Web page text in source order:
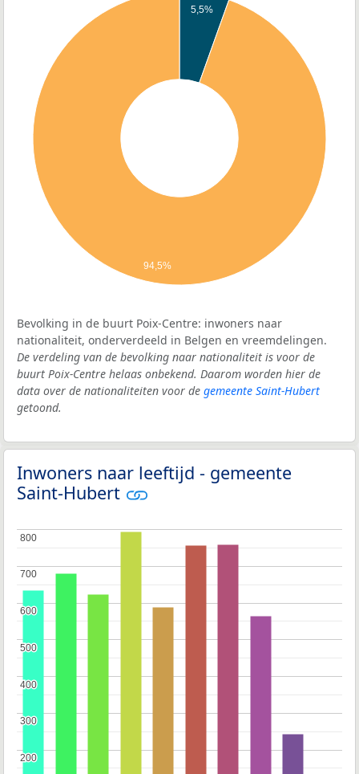
5,5%
94,5%
Bevolking in de buurt Poix-Centre: inwoners naar
nationaliteit, onderverdeeld in Belgen en vreemdelingen.
De verdeling van de bevolking naar nationaliteit is voor de
buurt Poix-Centre helaas onbekend. Daarom worden hier de
data over de nationaliteiten voor de gemeente Saint-Hubert
getoond.
Inwoners naar leeftijd - gemeente
Saint-Hubert
200
200
300
300
400
400
500
500
600
600
700
700
800
800